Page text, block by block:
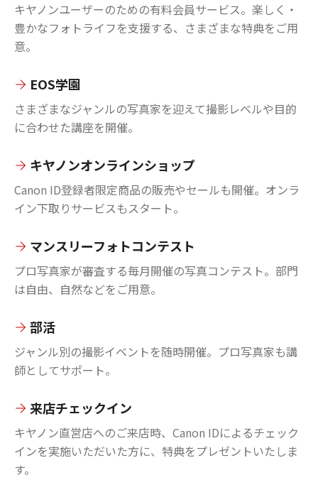
キヤノンユーザーのための有料会員サービス。楽しく・
豊かなフォトライフを支援する、さまざまな特典をご用
意。
EOS学園
さまざまなジャンルの写真家を迎えて撮影レベルや目的
に合わせた講座を開催。
キヤノンオンラインショップ
Canon ID登録者限定商品の販売やセールも開催。オンラ
イン下取りサービスもスタート。
マンスリーフォトコンテスト
プロ写真家が審査する毎月開催の写真コンテスト。部門
は自由、自然などをご用意。
部活
ジャンル別の撮影イベントを随時開催。プロ写真家も講
師としてサポート。
来店チェックイン
キヤノン直営店へのご来店時、Canon IDによるチェック
インを実施いただいた方に、特典をプレゼントいたしま
す。